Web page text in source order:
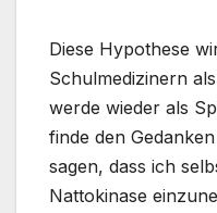
Diese Hypothese
Schulmedizinern
werde wieder als
finde den
sagen, dass ich
Nattokinase